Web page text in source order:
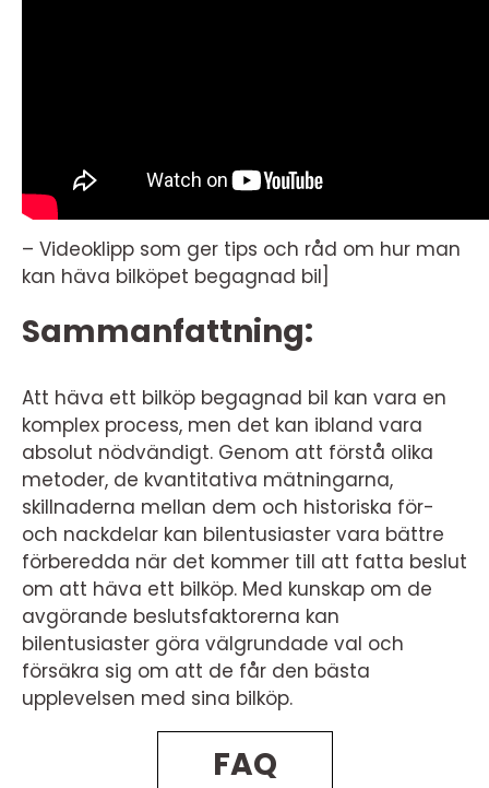
– Videoklipp som ger tips och råd om hur man
kan häva bilköpet begagnad bil]
Sammanfattning:
Att häva ett bilköp begagnad bil kan vara en
komplex process, men det kan ibland vara
absolut nödvändigt. Genom att förstå olika
metoder, de kvantitativa mätningarna,
skillnaderna mellan dem och historiska för-
och nackdelar kan bilentusiaster vara bättre
förberedda när det kommer till att fatta beslut
om att häva ett bilköp. Med kunskap om de
avgörande beslutsfaktorerna kan
bilentusiaster göra välgrundade val och
försäkra sig om att de får den bästa
upplevelsen med sina bilköp.
FAQ